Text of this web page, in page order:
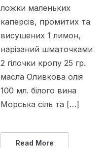
ложки маленьких
каперсів, промитих та
висушених 1 лимон,
нарізаний шматочками
2 гілочки кропу 25 гр.
масла Оливкова олія
100 мл. білого вина
Морська сіль та […]
Read More